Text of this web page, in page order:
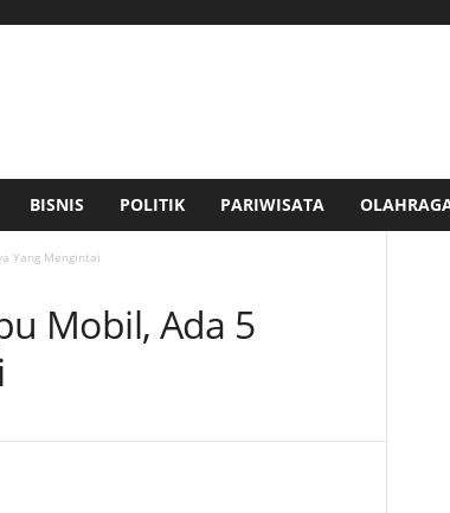
BISNIS POLITIK PARIWISATA
Yang Mengintai
Mobil, Ada 5